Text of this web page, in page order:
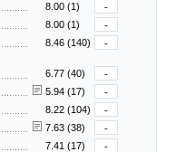
8.00 (1)
-
8.00 (1)
-
8.46 (140)
-
6.77 (40)
-
5.94 (17)
-
8.22 (104)
-
7.63 (38)
-
7.41 (17)
-